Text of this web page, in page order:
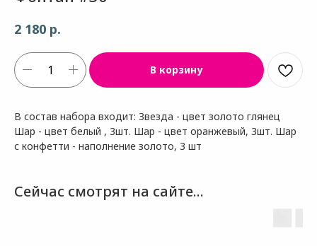
2 180 р.
В корзину
В состав набора входит: Звезда - цвет золото глянец
Шар - цвет белый , 3шт. Шар - цвет оранжевый, 3шт. Шар
с конфетти - наполнение золото, 3 шт
Сейчас смотрят на сайте...